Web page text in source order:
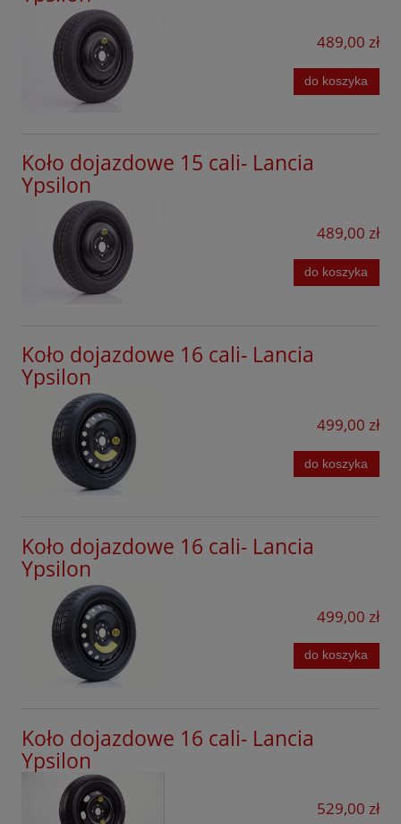
Renault
Seat
Seres
Smart
Subaru
Suzuki
Tesla
SsangYong
Toyota
Volkswagen
Volvo
Xpeng
489,00 zł
do koszyka
Koło dojazdowe 15 cali- Lancia
Ypsilon
489,00 zł
do koszyka
Koło dojazdowe 16 cali- Lancia
Ypsilon
499,00 zł
do koszyka
Koło dojazdowe 16 cali- Lancia
Ypsilon
499,00 zł
do koszyka
Koło dojazdowe 16 cali- Lancia
Ypsilon
529,00 zł